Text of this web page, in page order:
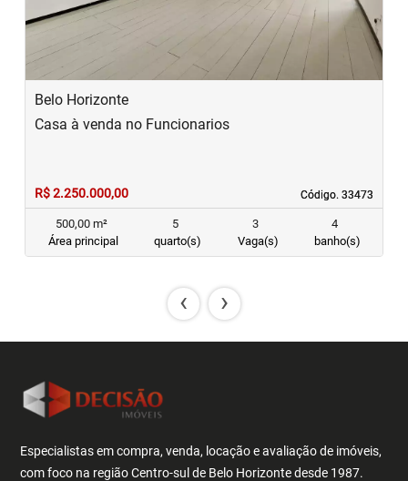
Belo Horizonte
Código. 33473
Código. 33473
Casa à venda no Funcionarios
R$ 2.250.000,00
500,00 m²
Área principal
5
quarto(s)
3
Vaga(s)
4
banho(s)
‹ ›
Especialistas em compra, venda, locação e avaliação de imóveis,
com foco na região Centro-sul de Belo Horizonte desde 1987.